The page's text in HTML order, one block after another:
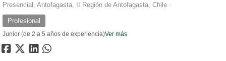
Presencial; Antofagasta, II Región de Antofagasta, Chile ·
Profesional
Junior (de 2 a 5 años de experiencia)Ver más